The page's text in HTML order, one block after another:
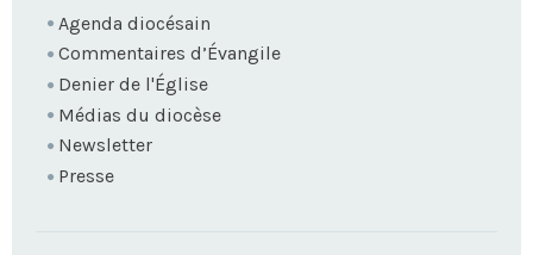
Agenda diocésain
Commentaires d’Évangile
Denier de l'Église
Médias du diocèse
Newsletter
Presse